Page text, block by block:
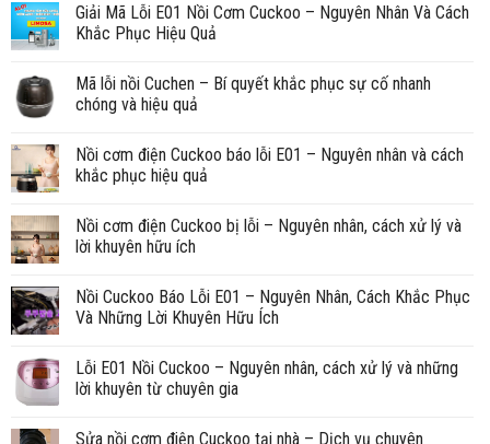
Giải Mã Lỗi E01 Nồi Cơm Cuckoo – Nguyên Nhân Và Cách
Khắc Phục Hiệu Quả
Mã lỗi nồi Cuchen – Bí quyết khắc phục sự cố nhanh
chóng và hiệu quả
Nồi cơm điện Cuckoo báo lỗi E01 – Nguyên nhân và cách
khắc phục hiệu quả
Nồi cơm điện Cuckoo bị lỗi – Nguyên nhân, cách xử lý và
lời khuyên hữu ích
Nồi Cuckoo Báo Lỗi E01 – Nguyên Nhân, Cách Khắc Phục
Và Những Lời Khuyên Hữu Ích
Lỗi E01 Nồi Cuckoo – Nguyên nhân, cách xử lý và những
lời khuyên từ chuyên gia
Sửa nồi cơm điện Cuckoo tại nhà – Dịch vụ chuyên